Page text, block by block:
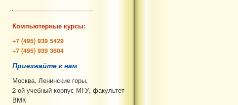
Компьютерные курсы:
+7 (495) 939 5429
+7 (495) 939 3604
Приезжайте к нам
Москва, Ленинские горы,
2-ой учебный корпус МГУ, факультет
ВМК